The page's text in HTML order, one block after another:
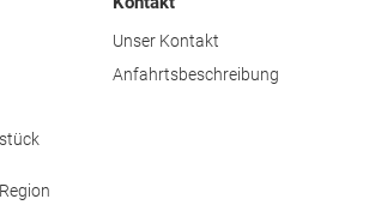
Unser Kontakt
Anfahrtsbeschreibung